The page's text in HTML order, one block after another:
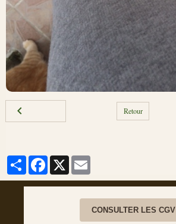
Retour
Partager Facebook
X
CONSULTER LES CGV